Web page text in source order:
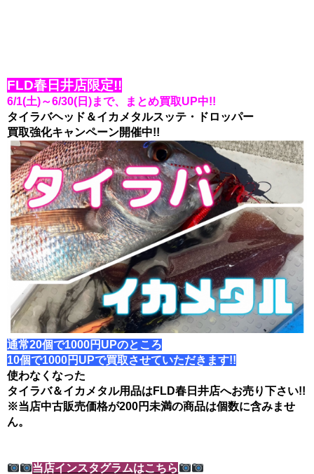
FLD春日井店限定!!
6/1(土)～6/30(日)まで、まとめ買取UP中!!
タイラバヘッド＆イカメタルスッテ・ドロッパー
買取強化キャンペーン開催中!!
通常20個で1000円UPのところ
10個で1000円UPで買取させていただきます!!
使わなくなった
タイラバ＆イカメタル用品はFLD春日井店へお売り下さい!!
※当店中古販売価格が200円未満の商品は個数に含みませ
ん。
当店インスタグラムはこちら